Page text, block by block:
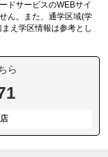
ドサービスのWEBサイ
ん。また、通学区域(学
え学区情報は参考とし
ら